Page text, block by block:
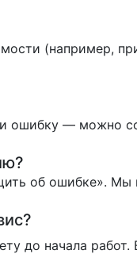
(например,
— можно
об ошибке».
до начала